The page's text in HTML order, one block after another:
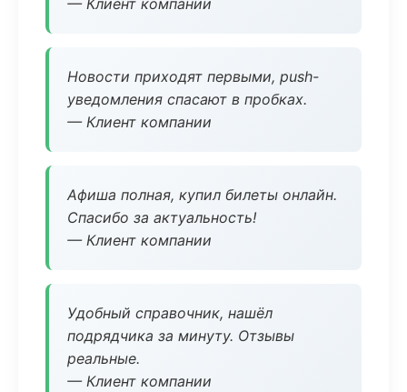
— Клиент компании
Новости приходят первыми, push-
уведомления спасают в пробках.
— Клиент компании
Афиша полная, купил билеты онлайн.
Спасибо за актуальность!
— Клиент компании
Удобный справочник, нашёл
подрядчика за минуту. Отзывы
реальные.
— Клиент компании